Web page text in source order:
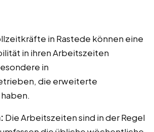
in Rastede können eine
in ihren Arbeitszeiten
in
die erweiterte
Die Arbeitszeiten sind in der Regel